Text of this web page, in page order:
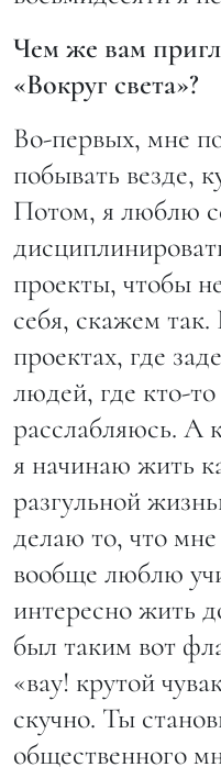
Чем же вам
«Вокруг света»?
Во-первых, мне
побывать везде,
Потом, я люблю
проекты, чтобы
себя, скажем
проектах, где
людей, где кто-
расслабляюсь. А
я начинаю жить
разгульной
делаю то, что
вообще люблю
интересно жить
был таким вот
«вау! крутой
скучно. Ты
общественного